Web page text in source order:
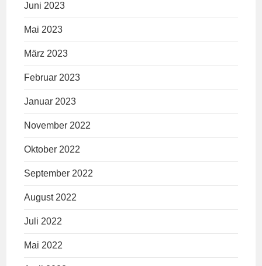
Juni 2023
Mai 2023
März 2023
Februar 2023
Januar 2023
November 2022
Oktober 2022
September 2022
August 2022
Juli 2022
Mai 2022